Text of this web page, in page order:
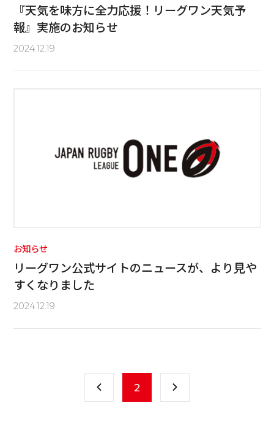
『天気を味方に全力応援！リーグワン天気予
報』実施のお知らせ
2024.12.19
お知らせ
リーグワン公式サイトのニュースが、より見や
すくなりました
2024.12.19
2